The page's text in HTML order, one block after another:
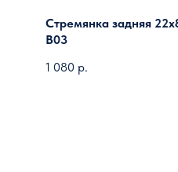
Стремянка задняя
B03
1 080 р.